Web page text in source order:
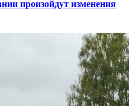
произойдут изменения